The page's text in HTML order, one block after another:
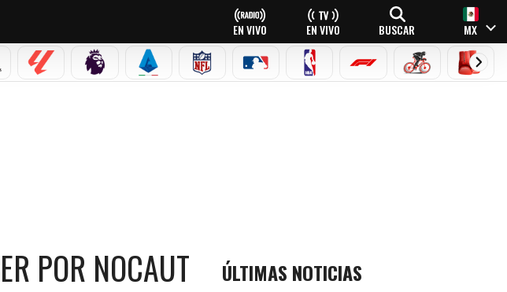
EN VIVO EN VIVO BUSCAR MX
LEAGUE
LALIGA PREMIER LEAGUE
SERIE A NFL MLB NBA FÓRMULA 1CICLISMOBOXEO
POR NOCAUT
ÚLTIMAS NOTICIAS